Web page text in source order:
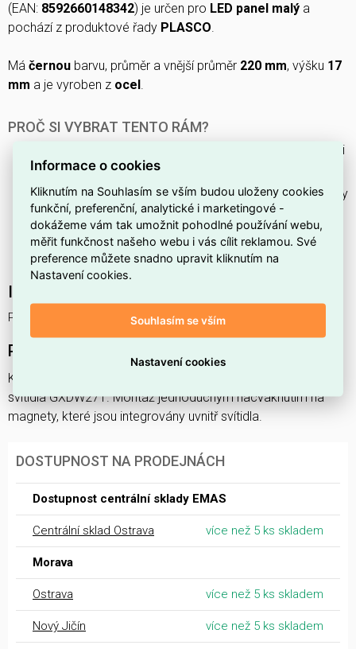
(EAN: 8592660148342) je určen pro LED panel malý a
pochází z produktové řady PLASCO.
Má černou barvu, průměr a vnější průměr 220 mm, výšku 17
mm a je vyroben z ocel .
PROČ SI VYBRAT TENTO RÁM?
, která se snadno kombinuje s různými
interiéry a svítidly.
Výška rámu činí17 mm, což ovlivňuje montážní rozměry
a kompatibilitu s jinými komponenty.
Je součástí produktové řadyPLASCO, takže odpovídá
normám a designovému záměru této řady.
PLASCO BLACK FRAME 18W
Podrobný popis produktu
Kovový černě lakovaný rámeček. Umožňuje změnu barvy
svítidla GXDW271. Montáž jednoduchým nacvaknutím na
magnety, které jsou integrovány uvnitř svítidla.
DOSTUPNOST NA PRODEJNÁCH
Dostupnost centrální sklady EMAS
Centrální sklad Ostrava více než 5 ks skladem
Morava
Ostrava více než 5 ks skladem
Nový Jičín více než 5 ks skladem
Informace o cookies
Kliknutím na Souhlasím se vším budou uloženy cookies
funkční, preferenční, analytické i marketingové -
dokážeme vám tak umožnit pohodlné používání webu,
měřit funkčnost našeho webu i vás cílit reklamou. Své
preference můžete snadno upravit kliknutím na
Nastavení cookies.
Souhlasím se vším
Nastavení cookies